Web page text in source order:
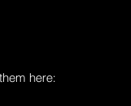
here: